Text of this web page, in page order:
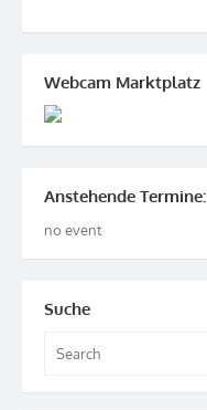
Webcam Marktplatz
Anstehende Termine:
no event
Suche
for: